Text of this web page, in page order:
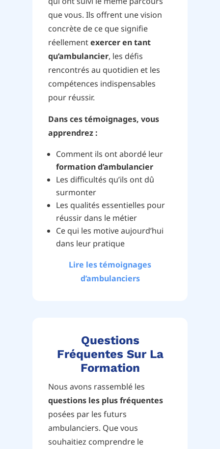
que vous. Ils offrent une vision
concrète de ce que signifie
réellementexercer en tant
qu’ambulancier, les défis
rencontrés au quotidien et les
compétences indispensables
pour réussir.
Dans ces témoignages, vous
apprendrez :
Comment ils ont abordé leur
formation d’ambulancier
Les difficultés qu’ils ont dû
surmonter
Les qualités essentielles pour
réussir dans le métier
Ce qui les motive aujourd’hui
dans leur pratique
Lire les témoignages
d’ambulanciers
Questions
Fréquentes Sur La
Formation
Nous avons rassemblé les
questions les plus fréquentes
posées par les futurs
ambulanciers. Que vous
souhaitiez comprendre le